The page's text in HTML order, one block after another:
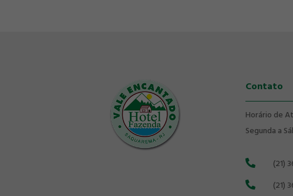
Contato
Horário de
Segunda a
 (21)
 (21)